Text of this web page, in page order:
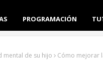
PROGRAMACIÓN
mental de su hijo Cómo mejorar